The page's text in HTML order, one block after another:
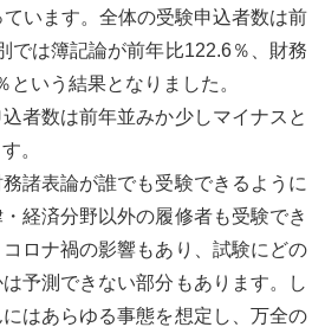
います。全体の受験申込者数は前
では簿記論が前年比122.6％、財務
いう結果となりました。
者数は前年並みか少しマイナスと
。
諸表論が誰でも受験できるように
経済分野以外の履修者も受験でき
ロナ禍の影響もあり、試験にどの
予測できない部分もあります。し
はあらゆる事態を想定し、万全の